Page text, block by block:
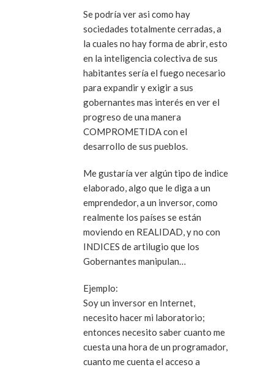
Se podría ver asi como hay
sociedades totalmente cerradas, a
la cuales no hay forma de abrir, esto
en la inteligencia colectiva de sus
habitantes sería el fuego necesario
para expandir y exigir a sus
gobernantes mas interés en ver el
progreso de una manera
COMPROMETIDA con el
desarrollo de sus pueblos.
Me gustaría ver algún tipo de indice
elaborado, algo que le diga a un
emprendedor, a un inversor, como
realmente los países se están
moviendo en REALIDAD, y no con
INDICES de artilugio que los
Gobernantes manipulan…
Ejemplo:
Soy un inversor en Internet,
necesito hacer mi laboratorio;
entonces necesito saber cuanto me
cuesta una hora de un programador,
cuanto me cuenta el acceso a